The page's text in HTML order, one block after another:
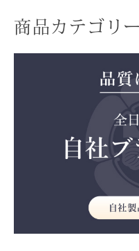
商品カテゴリー